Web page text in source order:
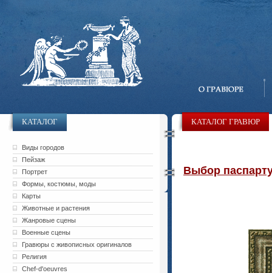
КАТАЛОГ
Виды городов
Пейзаж
Портрет
Формы, костюмы, моды
Карты
Животные и растения
Жанровые сцены
Военные сцены
Гравюры с живописных оригиналов
Религия
Chef-d'oeuvres
КАТАЛОГ ГРАВЮР
Выбор